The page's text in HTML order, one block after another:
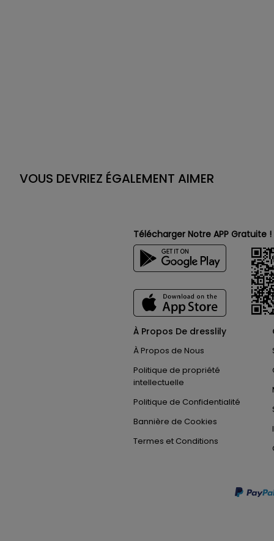
VOUS DEVRIEZ ÉGALEMENT AIMER
Télécharger Notre APP Gratuite !
À Propos De dresslily
À Propos de Nous
Politique de propriété
intellectuelle
Politique de Confidentialité
Bannière de Cookies
Termes et Conditions